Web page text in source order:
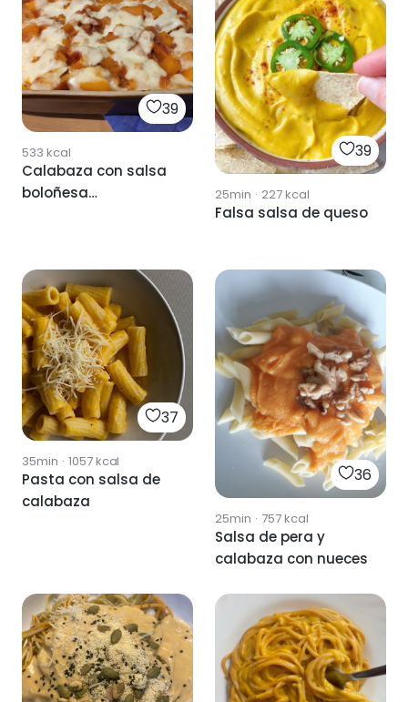
39
533 kcal
Calabaza con salsa
boloñesa
39
25min · 227kcal
Falsa salsa de queso
37
35min · 1057kcal
Pasta con salsa de
calabaza
36
25min · 757kcal
Salsa de pera y
calabaza con nueces